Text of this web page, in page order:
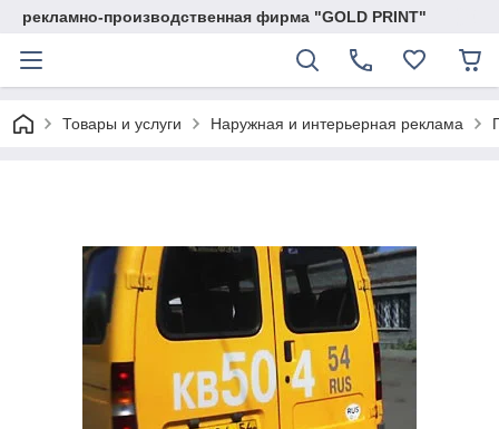
рекламно-производственная фирма "GOLD PRINT"
Товары и услуги Наружная и интерьерная реклама